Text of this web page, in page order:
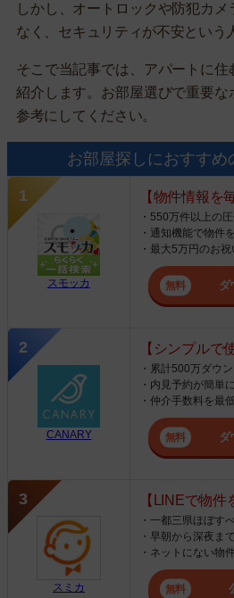
しかし、オートロックや防犯カ
なく、セキュリティが不安という
そこで当記事では、アパートに住
紹介します。お部屋選びで重要
参考にしてください。
お部屋探しにおすすめ
スモッカ
【物件情報を
・550万件以上の
・通知機能で物件
・最大5万円のお
ダ
CANARY
【シンプルで
・累計500万ダウ
・内見予約が簡単
・仲介手数料を最
ダ
スミカ
【LINEで物件
・一都三県ほぼす
・早朝から深夜ま
・ネットにない物